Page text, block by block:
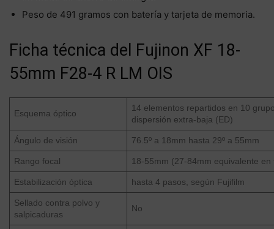
Peso de 491 gramos con batería y tarjeta de memoria.
Ficha técnica del Fujinon XF 18-
55mm F28-4 R LM OIS
Esquema óptico
14 elementos repartidos en 10
dispersión extra-baja (ED)
Ángulo de visión 76.5º a 18mm hasta 29º a 55mm
Rango focal 18-55mm (27-84mm equivalente
Estabilización óptica hasta 4 pasos, según Fujifilm
Sellado contra polvo y
salpicaduras
No